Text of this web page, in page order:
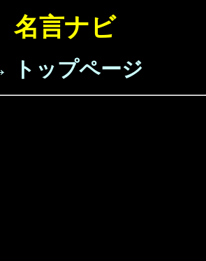
名言ナビ
トップページ